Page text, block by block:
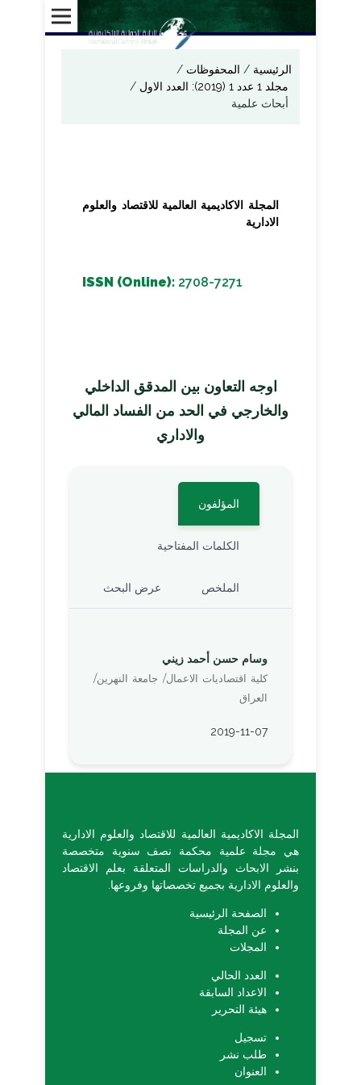
الرئيسية/ المحفوظات/
مجلد 1 عدد 1 (2019): العدد الاول
/
أبحاث علمية
المجلة الاكاديمية العالمية للاقتصاد والعلوم
الادارية
ISSN (Online): 2708-7271
اوجه التعاون بين المدقق الداخلي
والخارجي في الحد من الفساد المالي
والاداري
المؤلفون
الكلمات المفتاحية
الملخص عرض البحث
وسام حسن أحمد زيني
كلية اقتصاديات الاعمال/ جامعة النهرين/
العراق
2019-11-07
المجلة الاكاديمية العالمية للاقتصاد والعلوم الادارية
هي مجلة علمية محكمة نصف سنوية متخصصة
بنشر الابحاث والدراسات المتعلقة بعلم الاقتصاد
والعلوم الادارية بجميع تخصصاتها وفروعها.
الصفحة الرئيسية
عن المجلة
المجلات
العدد الحالي
الاعداد السابقة
هيئة التحرير
تسجيل
طلب نشر
العنوان